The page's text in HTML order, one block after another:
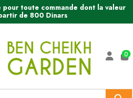
toute commande dont la valeur
de 800 Dinars
0